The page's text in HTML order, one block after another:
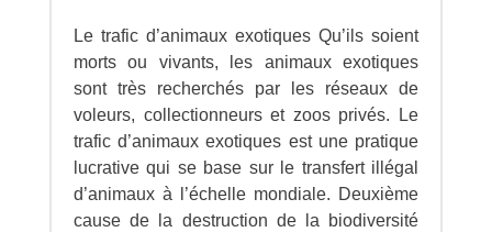
Le trafic d’animaux exotiques Qu’ils soient
morts ou vivants, les animaux exotiques
sont très recherchés par les réseaux de
voleurs, collectionneurs et zoos privés. Le
trafic d’animaux exotiques est une pratique
lucrative qui se base sur le transfert illégal
d’animaux à l’échelle mondiale. Deuxième
cause de la destruction de la biodiversité